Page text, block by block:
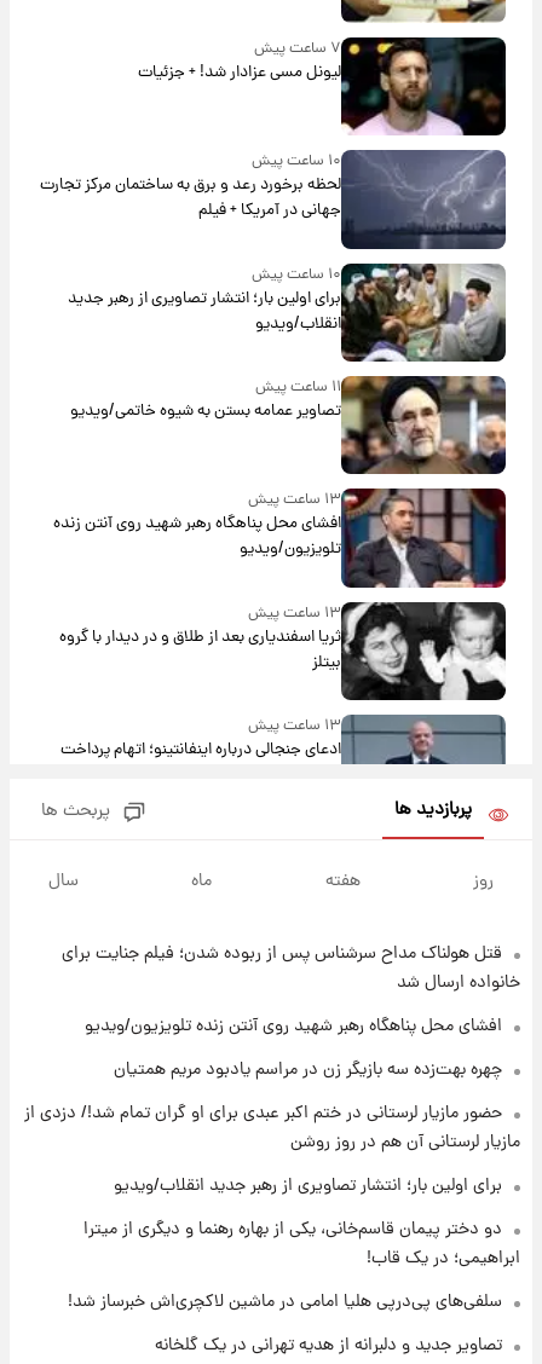
۷ ساعت پیش
لیونل مسی عزادار شد! + جزئیات
۱۰ ساعت پیش
لحظه برخورد رعد و برق به ساختمان مرکز تجارت
جهانی در آمریکا + فیلم
۱۰ ساعت پیش
برای اولین بار؛ انتشار تصاویری از رهبر جدید
انقلاب/ویدیو
۱۱ ساعت پیش
تصاویر عمامه بستن به شیوه خاتمی/ویدیو
۱۳ ساعت پیش
افشای محل پناهگاه‌ رهبر شهید روی آنتن زنده
تلویزیون/ویدیو
۱۳ ساعت پیش
ثریا اسفندیاری بعد از طلاق و در دیدار با گروه
بیتلز
۱۳ ساعت پیش
ادعای جنجالی درباره اینفانتینو؛ اتهام پرداخت
آلزایمر و زوال عقل افزایش می‌یابد؟
۱۴ ساعت پیش
۱۴ ساعت پیش
مرداد ۱۴۰۵ +جدول
۱۵ ساعت پیش
با قدرتمندترین و بادوام ترین تانک جهان آشنا
شوید+ فیلم
۱۵ ساعت پیش
قیمت طلا ۱۸عیار امروز شنبه ۱۷ مرداد ۱۴۰۵
+جدول
پربازدید ها پربحث ها
روز هفته ماه سال
قتل هولناک مداح سرشناس پس از ربوده شدن؛ فیلم جنایت برای
خانواده ارسال شد
افشای محل پناهگاه‌ رهبر شهید روی آنتن زنده تلویزیون/ویدیو
چهره بهت‌زده سه بازیگر زن در مراسم یادبود مریم همتیان
حضور مازیار لرستانی در ختم اکبر عبدی برای او گران تمام شد!/ دزدی از
مازیار لرستانی آن هم در روز روشن
برای اولین بار؛ انتشار تصاویری از رهبر جدید انقلاب/ویدیو
دو دختر پیمان قاسم‌خانی، یکی از بهاره رهنما و دیگری از میترا
ابراهیمی؛ در یک قاب!
سلفی‌های پی‌درپی هلیا امامی در ماشین لاکچری‌اش خبرساز شد!
تصاویر جدید و دلبرانه از هدیه تهرانی در یک گلخانه